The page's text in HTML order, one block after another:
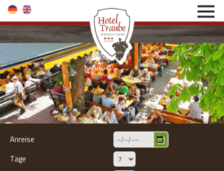
direkt zur Navigation
direkt zum Inhalt
Anreise
Tage